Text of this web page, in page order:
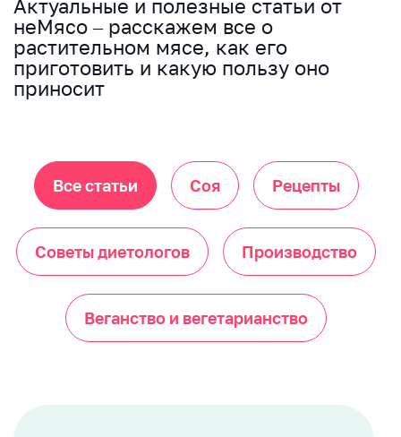
Актуальные и полезные статьи от
неМясо – расскажем все о
растительном мясе, как его
приготовить и какую пользу оно
приносит
Все статьи Соя Рецепты
Советы диетологов Производство
Веганство и вегетарианство